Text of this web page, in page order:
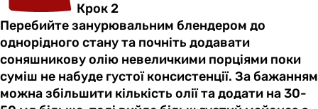
Крок 2
Перебийте занурювальним блендером до
однорідного стану та почніть додавати
соняшникову олію невеличкими порціями поки
суміш не набуде густої консистенції. За бажанням
можна збільшити кількість олії та додати на 30-